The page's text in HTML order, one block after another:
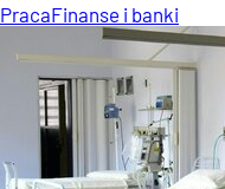
PracaFinanse i banki